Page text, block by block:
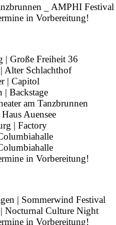
_ AMPHI Festival
in Vorbereitung!
| Große Freiheit 36
Alter Schlachthof
| Capitol
Backstage
am Tanzbrunnen
Auensee
| Factory
in Vorbereitung!
| Sommerwind Festival
Nocturnal Culture Night
in Vorbereitung!